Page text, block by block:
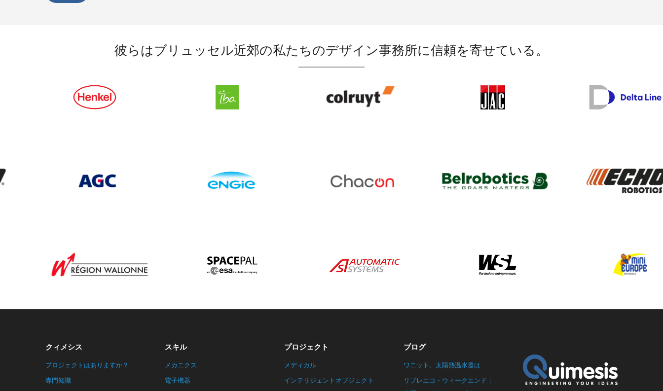
彼らはブリュッセル近郊の私たちのデザイン事務所に信頼を寄せている。
クィメシス
プロジェクトはありますか？
専門知識
スキル
メカニクス
電子機器
プロジェクト
メディカル
インテリジェントオブジェクト
ブログ
ワニット。太陽熱温水器は
リブレエコ・ウィークエンド｜